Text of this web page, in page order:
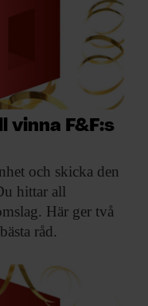
vinna F&F:s
och skicka den
hittar all
Här ger två
råd.